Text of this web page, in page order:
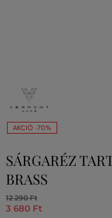
AKCIÓ -70%
SÁRGARÉZ
BRASS
12 290 Ft
3 680 Ft